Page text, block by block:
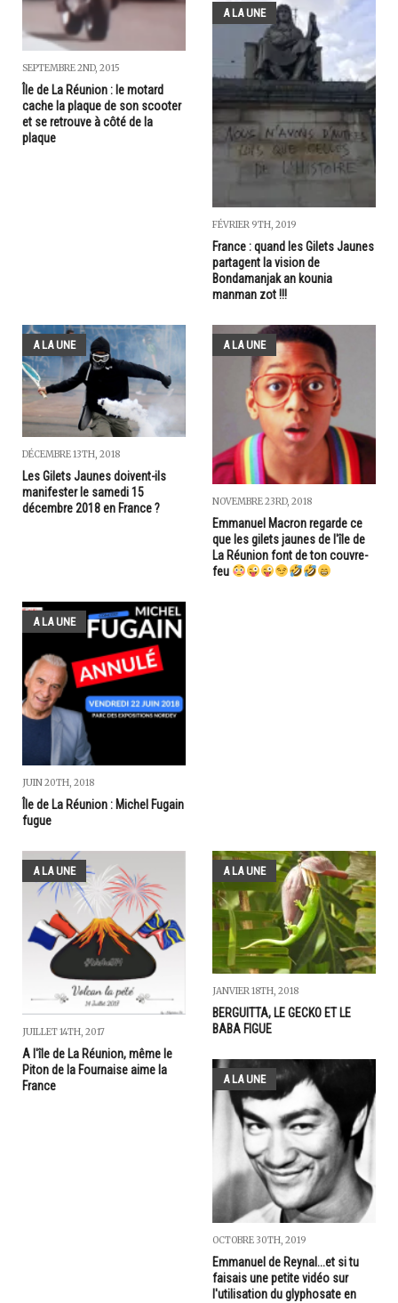
SEPTEMBRE 2ND, 2015
Île de La Réunion : le motard
cache la plaque de son scooter
et se retrouve à côté de la
plaque
A LA UNE
FÉVRIER 9TH, 2019
France : quand les Gilets Jaunes
partagent la vision de
Bondamanjak an kounia
manman zot !!!
A LA UNE
DÉCEMBRE 13TH, 2018
Les Gilets Jaunes doivent-ils
manifester le samedi 15
décembre 2018 en France ?
A LA UNE
NOVEMBRE 23RD, 2018
Emmanuel Macron regarde ce
que les gilets jaunes de l'île de
La Réunion font de ton couvre-
feu
A LA UNE
JUIN 20TH, 2018
Île de La Réunion : Michel Fugain
fugue
A LA UNE
JUILLET 14TH, 2017
A l'île de La Réunion, même le
Piton de la Fournaise aime la
France
A LA UNE
JANVIER 18TH, 2018
BERGUITTA, LE GECKO ET LE
BABA FIGUE
A LA UNE
OCTOBRE 30TH, 2019
Emmanuel de Reynal...et si tu
faisais une petite vidéo sur
l'utilisation du glyphosate en